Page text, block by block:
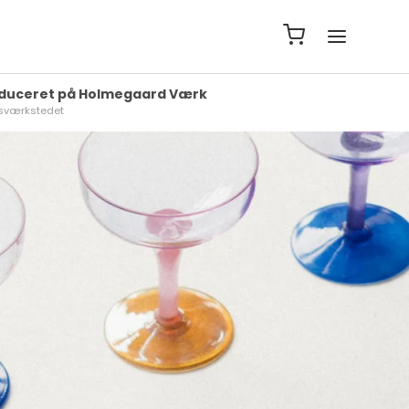
på Holmegaard Værk